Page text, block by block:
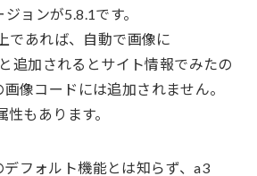
ョンが5.8.1です。
であれば、自動で画像に
追加されるとサイト情報でみたの
像コードには追加されません。
もあります。
デフォルト機能とは知らず、a3